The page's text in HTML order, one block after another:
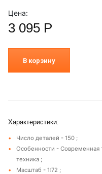
Цена:
3 095 Р
В корзину
Характеристики:
Число деталей - 150 ;
Особенности - Современная
техника ;
Масштаб - 1:72 ;